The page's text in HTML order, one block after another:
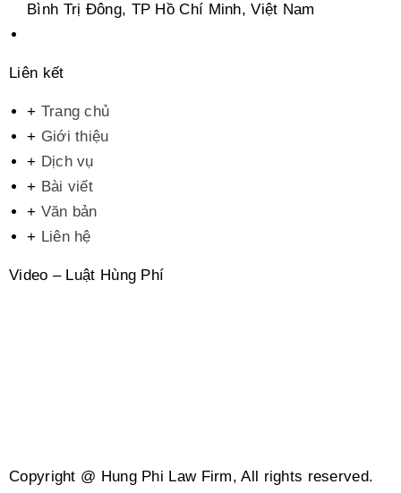
Bình Trị Đông, TP Hồ Chí Minh, Việt Nam
Liên kết
+ Trang chủ
+ Giới thiệu
+ Dịch vụ
+ Bài viết
+ Văn bản
+ Liên hệ
Video – Luật Hùng Phí
Copyright @ Hung Phi Law Firm, All rights reserved.